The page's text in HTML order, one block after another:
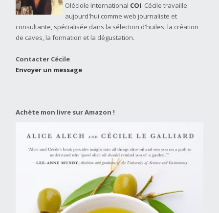
Oléciole International COI. Cécile travaille
aujourd'hui comme web journaliste et
consultante, spécialisée dans la sélection d'huiles, la création
de caves, la formation et la dégustation.
Contacter Cécile
Envoyer un message
Achète mon livre sur Amazon !